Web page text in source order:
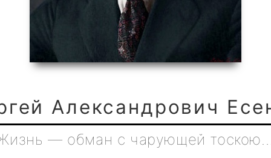
Александрович
— обман с чарующей